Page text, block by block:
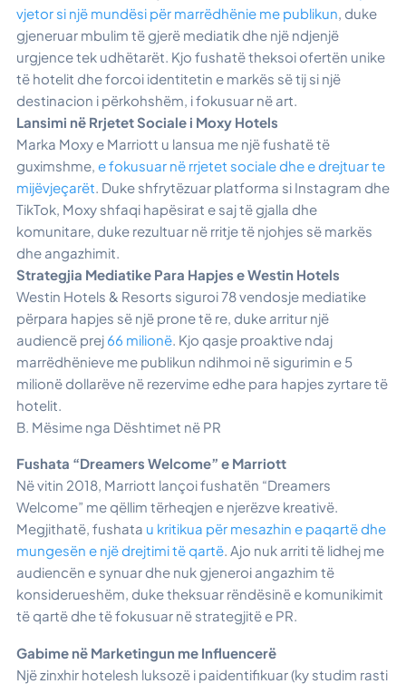
vjetor si një mundësi për marrëdhënie me publikun, duke
gjeneruar mbulim të gjerë mediatik dhe një ndjenjë
urgjence tek udhëtarët. Kjo fushatë theksoi ofertën unike
të hotelit dhe forcoi identitetin e markës së tij si një
destinacion i përkohshëm, i fokusuar në art.
Lansimi në Rrjetet Sociale i Moxy Hotels
Marka Moxy e Marriott u lansua me një fushatë të
guximshme, e fokusuar në rrjetet sociale dhe e drejtuar te
mijëvjeçarët. Duke shfrytëzuar platforma si Instagram dhe
TikTok, Moxy shfaqi hapësirat e saj të gjalla dhe
komunitare, duke rezultuar në rritje të njohjes së markës
dhe angazhimit.
Strategjia Mediatike Para Hapjes e Westin Hotels
Westin Hotels & Resorts siguroi 78 vendosje mediatike
përpara hapjes së një prone të re, duke arritur një
audiencë prej 66 milionë. Kjo qasje proaktive ndaj
marrëdhënieve me publikun ndihmoi në sigurimin e 5
milionë dollarëve në rezervime edhe para hapjes zyrtare të
hotelit.
B. Mësime nga Dështimet në PR
Fushata “Dreamers Welcome” e Marriott
Në vitin 2018, Marriott lançoi fushatën “Dreamers
Welcome” me qëllim tërheqjen e njerëzve kreativë.
Megjithatë, fushata u kritikua për mesazhin e paqartë dhe
mungesën e një drejtimi të qartë. Ajo nuk arriti të lidhej me
audiencën e synuar dhe nuk gjeneroi angazhim të
konsiderueshëm, duke theksuar rëndësinë e komunikimit
të qartë dhe të fokusuar në strategjitë e PR.
Gabime në Marketingun me Influencerë
Një zinxhir hotelesh luksozë i paidentifikuar (ky studim rasti